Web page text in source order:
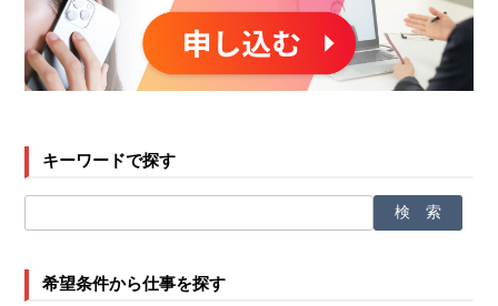
キーワードで探す
希望条件から仕事を探す